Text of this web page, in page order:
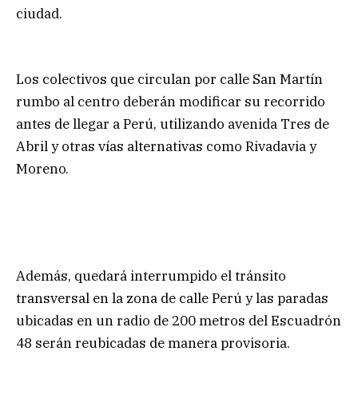
ciudad.
Los colectivos que circulan por calle San Martín
rumbo al centro deberán modificar su recorrido
antes de llegar a Perú, utilizando avenida Tres de
Abril y otras vías alternativas como Rivadavia y
Moreno.
Además, quedará interrumpido el tránsito
transversal en la zona de calle Perú y las paradas
ubicadas en un radio de 200 metros del Escuadrón
48 serán reubicadas de manera provisoria.